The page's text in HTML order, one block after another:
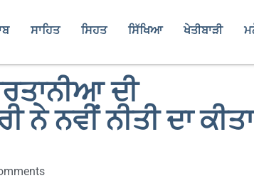
ਸਾਹਿਤ ਸਿਹਤ ਸਿੱਖਿਆ ਖੇਤੀਬਾੜੀ
ਦੀ
ਨੇ ਨਵੀਂ ਨੀਤੀ ਦਾ ਕੀਤਾ